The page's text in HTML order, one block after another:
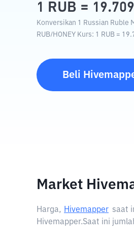
1 RUB =
Konversikan 1 Russian Ruble
RUB/HONEY Kurs: 1 RUB =
Beli
Market
Harga, Hivemapper saat
Hivemapper.Saat ini